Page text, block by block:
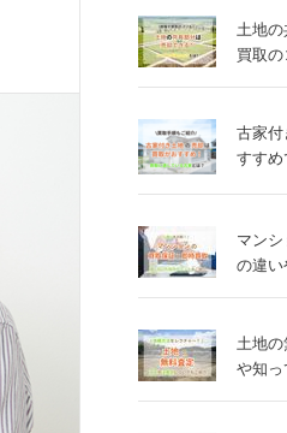
土地
買取
古家
すす
マン
の違
土地
や知